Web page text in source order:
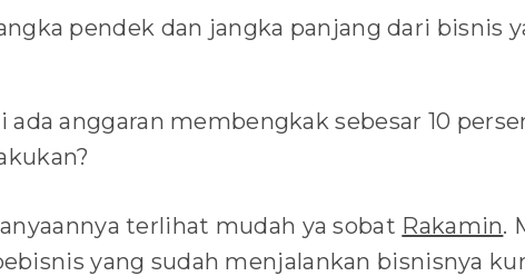
pendek dan jangka panjang dari bisnis
ada anggaran membengkak sebesar 10
terlihat mudah ya sobat Rakamin.
yang sudah menjalankan bisnisnya